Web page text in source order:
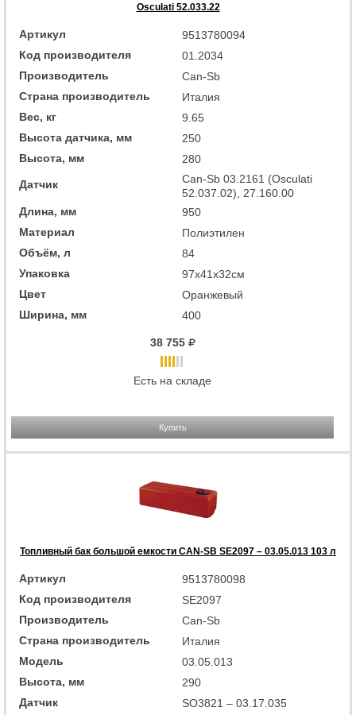
Osculati 52.033.22
Артикул
9513780094
Код производителя
01.2034
Производитель
Can-Sb
Страна производитель
Италия
Вес, кг
9.65
Высота датчика, мм
250
Высота, мм
280
Датчик
Can-Sb 03.2161 (Osculati
52.037.02), 27.160.00
Длина, мм
950
Материал
Полиэтилен
Объём, л
84
Упаковка
97x41x32см
Цвет
Оранжевый
Ширина, мм
400
38 755
Есть на складе
Купить
Топливный бак большой емкости CAN-SB SE2097 – 03.05.013 103 л
Артикул
9513780098
Код производителя
SE2097
Производитель
Can-Sb
Страна производитель
Италия
Модель
03.05.013
Высота, мм
290
Датчик
SO3821 – 03.17.035